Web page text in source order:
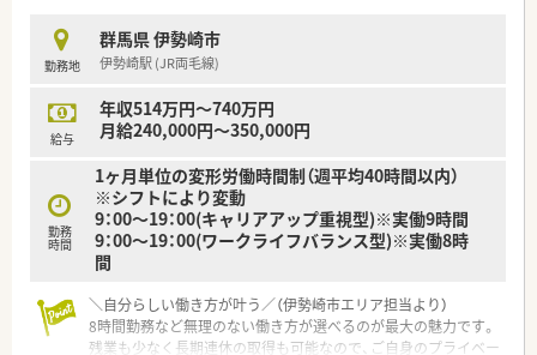
■女性薬剤師が多いマルエ薬局では、妊娠・出産・育児などにも最
大限の配慮を行っています。
そのため産休育休後復帰率は100%と復帰率の非常に高い企業
■キャリアアップとして、スペシャリストとして専門性を追求で
きることはもちろん、
本部のサポート管理職にステップアップすることができます。
＜就業条件になります＞
■今回は勤務薬剤師の募集になります。
■面対応を応需しており処方箋毎週は1日15枚程度になります。
＜こんな方におすすめ！＞
勤務地
群馬県 伊勢崎市
伊勢崎駅 (JR両毛線)
給与
年収514万円～740万円
月給240,000円～350,000円
勤務
時間
1ヶ月単位の変形労働時間制（週平均40時間以内）
※シフトにより変動
9：00～19：00(キャリアアップ重視型)※実働9時間
9：00～19：00(ワークライフバランス型)※実働8時
間
＼自分らしい働き方が叶う／（伊勢崎市エリア担当より）
8時間勤務など無理のない働き方が選べるのが最大の魅力です。
残業も少なく長期連休の取得も可能なので、ご自身のプライベー